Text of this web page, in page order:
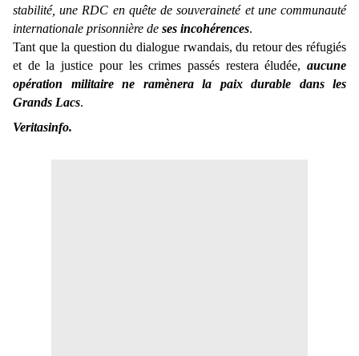
stabilité, une RDC en quête de souveraineté et une communauté
internationale prisonnière de ses incohérences.
Tant que la question du dialogue rwandais, du retour des réfugiés
et de la justice pour les crimes passés restera éludée, aucune
opération militaire ne ramènera la paix durable dans les
Grands Lacs.
Veritasinfo.